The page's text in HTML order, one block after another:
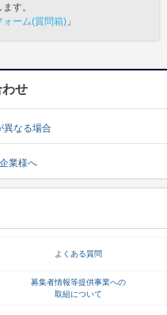
す。
ーム(質問箱) 」
わせ
異なる場合
業様へ
よくある質問
募集者情報等提供事業への
取組について